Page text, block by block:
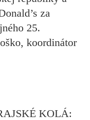
za
25.
koordinátor
KOLÁ: